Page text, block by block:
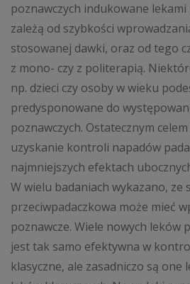
poznawczych indukowane
zależą od szybkości
stosowanej dawki, oraz od tego
z mono- czy z politerapią.
np. dzieci czy osoby w wieku
predysponowane do
poznawczych. Ostatecznym
uzyskanie kontroli napadów
najmniejszych efektach
W wielu badaniach wykazano, ze
przeciwpadaczkowa może mieć
poznawcze. Wiele nowych leków
jest tak samo efektywna w
klasyczne, ale zasadniczo są